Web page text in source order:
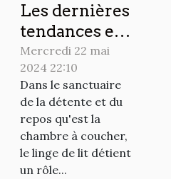
Les dernières
tendances en
matière de
design de
linge de lit
pour
sublimer
votre
Mercredi 22 mai
2024 22:10
Dans le sanctuaire
de la détente et du
repos qu'est la
chambre à coucher,
le linge de lit détient
un rôle...